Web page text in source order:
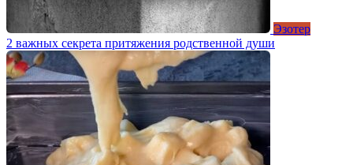
Эзотер
2 важных секрета притяжения родственной души